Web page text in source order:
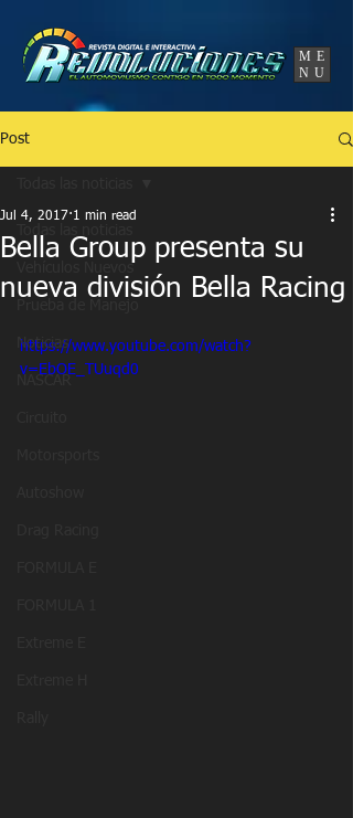
ME
NU
Post
Noticias
Bella Group presenta su
nueva división Bella Racing
Jul 4, 2017 1 min read
https://www.youtube.com/watch?
v=EbOE_TUuqd0